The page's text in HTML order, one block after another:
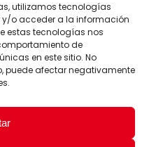
utilizamos tecnologías
o acceder a la información
estas tecnologías nos
de
en este sitio. No
puede afectar negativamente